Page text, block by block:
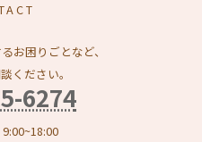
お困りごとなど、
ください。
6274